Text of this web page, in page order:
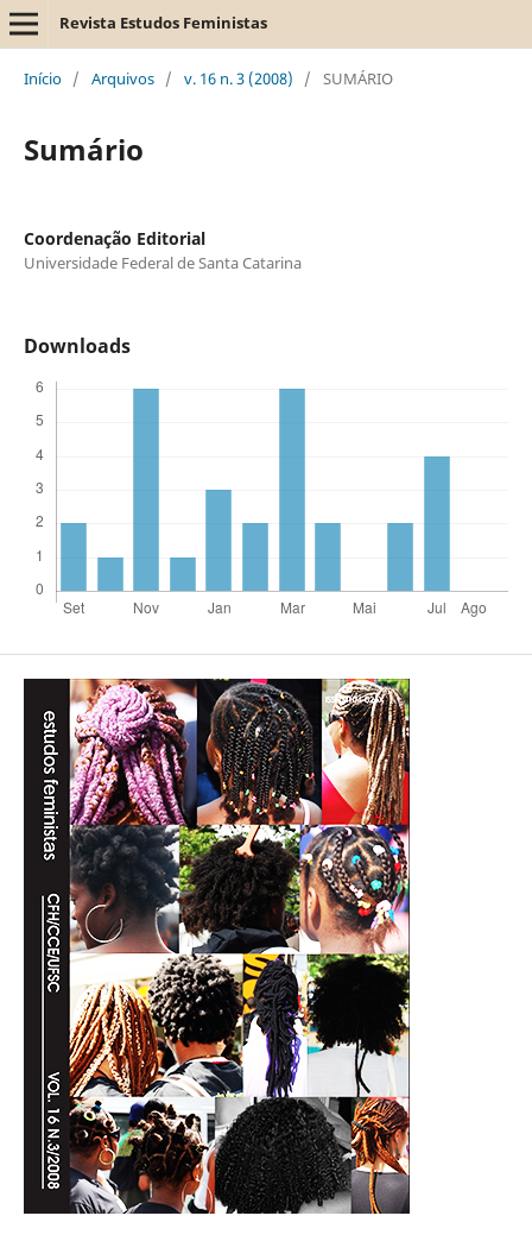
Revista Estudos Feministas
Início / Arquivos / v. 16 n. 3 (2008) / SUMÁRIO
Sumário
Coordenação Editorial
Universidade Federal de Santa Catarina
Downloads